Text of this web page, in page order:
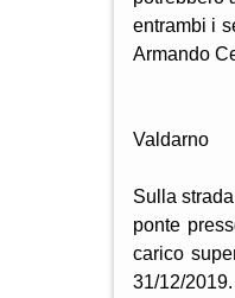
entrambi i
Armando
Valdarno
Sulla
ponte
carico
31/12/2019.